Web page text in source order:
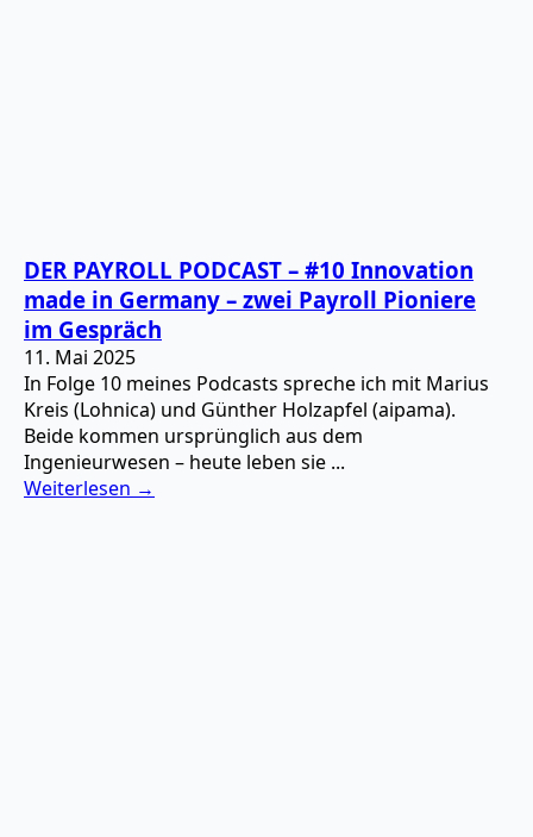
DER PAYROLL PODCAST – #10 Innovation
made in Germany – zwei Payroll Pioniere
im Gespräch
11. Mai 2025
In Folge 10 meines Podcasts spreche ich mit Marius
Kreis (Lohnica) und Günther Holzapfel (aipama).
Beide kommen ursprünglich aus dem
Ingenieurwesen – heute leben sie ...
Weiterlesen →